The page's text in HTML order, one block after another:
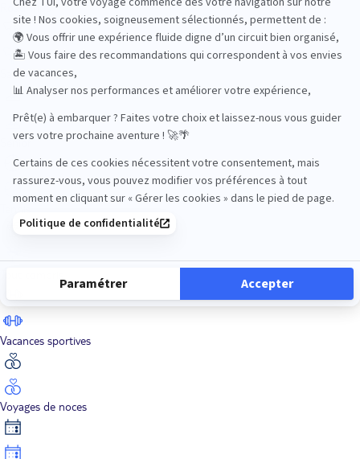
Road Trips
Safari
Sénior
Vacances sportives
Voyages de noces